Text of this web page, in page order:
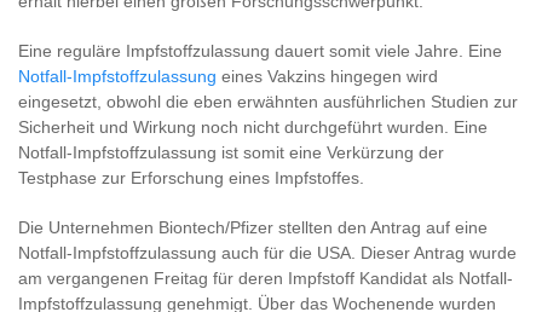
Eine reguläre Impfstoffzulassung dauert somit viele Jahre. Eine
Notfall-Impfstoffzulassung eines Vakzins hingegen wird
eingesetzt, obwohl die eben erwähnten ausführlichen Studien zur
Sicherheit und Wirkung noch nicht durchgeführt wurden. Eine
Notfall-Impfstoffzulassung ist somit eine Verkürzung der
Testphase zur Erforschung eines Impfstoffes.
Die Unternehmen Biontech/Pfizer stellten den Antrag auf eine
Notfall-Impfstoffzulassung auch für die USA. Dieser Antrag wurde
am vergangenen Freitag für deren Impfstoff Kandidat als Notfall-
Impfstoffzulassung genehmigt. Über das Wochenende wurden